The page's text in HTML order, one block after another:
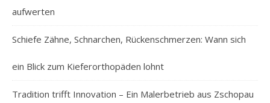
aufwerten
Schiefe Zähne, Schnarchen, Rückenschmerzen: Wann sich
ein Blick zum Kieferorthopäden lohnt
Tradition trifft Innovation – Ein Malerbetrieb aus Zschopau